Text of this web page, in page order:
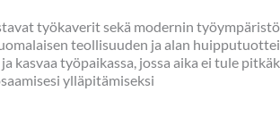
työkaverit sekä modernin
teollisuuden ja alan
kasvaa työpaikassa, jossa aika ei tule
ylläpitämiseksi